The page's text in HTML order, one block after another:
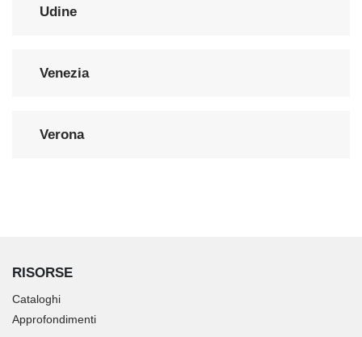
Udine
Venezia
Verona
RISORSE
Cataloghi
Approfondimenti